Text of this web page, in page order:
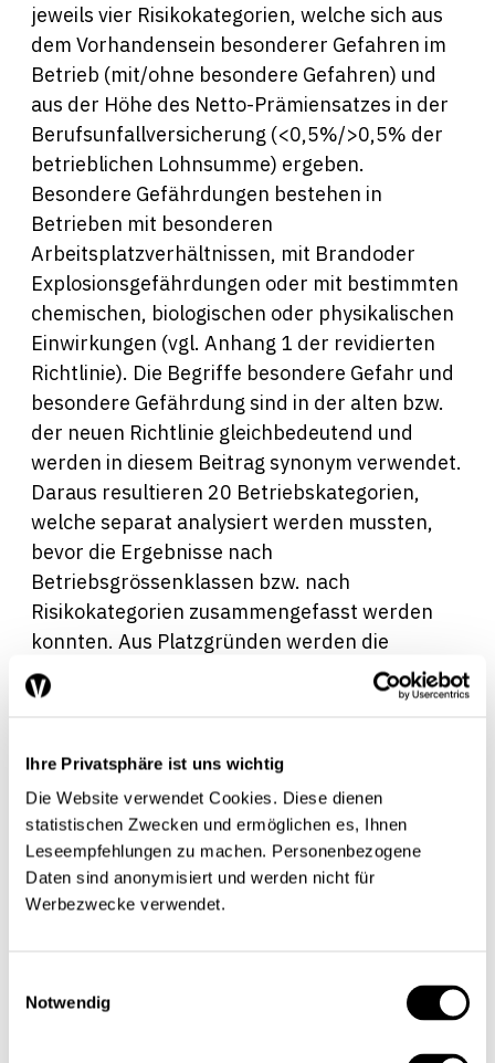
Ihre Privatsphäre ist uns wichtig
Die Website verwendet Cookies. Diese dienen
statistischen Zwecken und ermöglichen es, Ihnen
Leseempfehlungen zu machen. Personenbezogene
Daten sind anonymisiert und werden nicht für
Werbezwecke verwendet.
Notwendig
jeweils vier Risikokategorien, welche sich aus
dem Vorhandensein besonderer Gefahren im
Betrieb (mit/ohne besondere Gefahren) und
aus der Höhe des Netto-Prämiensatzes in der
Berufsunfallversicherung (<0,5%/>0,5% der
betrieblichen Lohnsumme) ergeben.
Besondere Gefährdungen bestehen in
Betrieben mit besonderen
Arbeitsplatzverhältnissen, mit Brandoder
Explosionsgefährdungen oder mit bestimmten
chemischen, biologischen oder physikalischen
Einwirkungen (vgl. Anhang 1 der revidierten
Richtlinie). Die Begriffe besondere Gefahr und
besondere Gefährdung sind in der alten bzw.
der neuen Richtlinie gleichbedeutend und
werden in diesem Beitrag synonym verwendet.
Daraus resultieren 20 Betriebskategorien,
welche separat analysiert werden mussten,
bevor die Ergebnisse nach
Betriebsgrössenklassen bzw. nach
Risikokategorien zusammengefasst werden
konnten. Aus Platzgründen werden die
differenzierten Resultate zu den 20
Betriebskategorien in Tabelle 1 nicht
Resultaten sind zwar keine direkten, wohl aber
indirekt ableitbare Aussagen zu einzelnen
Sektoren und Branchen möglich. Abgeschätzt
wurden die jährlichen monetären Kosten sowie
der jährliche monetäre Nutzen der bisherigen
und der revidierten Richtlinie, wobei die
höherer administrativer Aufwand im ersten